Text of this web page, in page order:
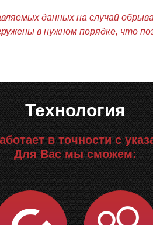
данных на случай
в нужном порядке, что
Технология
в точности с
Для Вас мы сможем: